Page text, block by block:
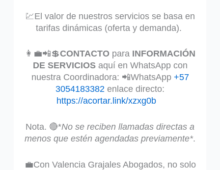
💹El valor de nuestros servicios se basa en
tarifas dinámicas (oferta y demanda).
👩‍💼📲💲CONTACTO para INFORMACIÓN
DE SERVICIOSaquí en WhatsApp con
nuestra Coordinadora: 📲WhatsApp +57
3054183382 enlace directo:
https://acortar.link/xzxg0b
Nota. 🔴*No se reciben llamadas directas a
menos que estén agendadas previamente*.
💼Con Valencia Grajales Abogados, no solo